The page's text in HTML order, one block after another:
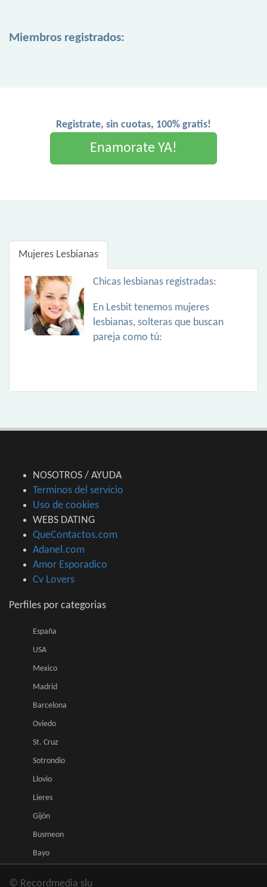
Miembros registrados:
Registrate, sin cuotas, 100% gratis!
Enamorate YA!
Mujeres Lesbianas
Chicas lesbianas registradas:
En Lesbit tenemos mujeres
lesbianas, solteras que buscan
pareja como tú:
NOSOTROS / AYUDA
Terminos del servicio
Uso de cookies
WEBS DATING
QueContactos.com
Adanel.com
Amor Esporadico
Cv Lovers
Perfiles por categorias
España
USA
Mexico
Madrid
Barcelona
Oviedo
St. Cruz
Sotrondio
Llovio
Lieres
Gijón
Busmeon
Bayo
© Recordmedia slu